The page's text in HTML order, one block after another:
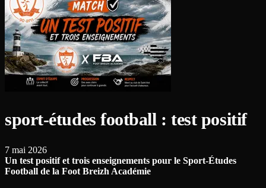
sport-études football : test positif
7 mai 2026
Un test positif et trois enseignements pour le Sport-Études
Football de la Foot Breizh Académie